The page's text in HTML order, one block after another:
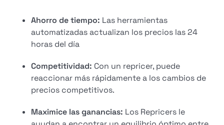
Ahorro de tiempo: Las herramientas
automatizadas actualizan los precios las 24
horas del día
Competitividad: Con un repricer, puede
reaccionar más rápidamente a los cambios de
precios competitivos.
Maximice las ganancias: Los Repricers le